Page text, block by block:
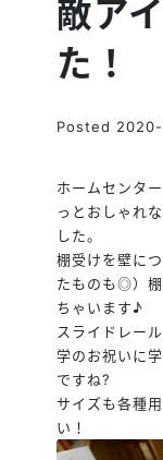
敵ア
た！
Posted
ホームセンタ
っとおしゃれ
した。
棚受けを壁に
たものも◎）棚
ちゃいます♪
スライドレー
学のお祝いに
ですね?
サイズも各種
い！